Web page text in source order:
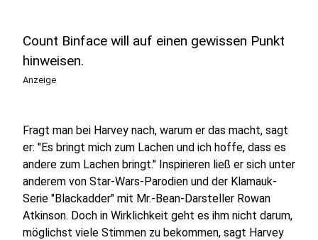
Count Binface will auf einen gewissen Punkt
hinweisen.
Anzeige
Fragt man bei Harvey nach, warum er das macht, sagt
er: "Es bringt mich zum Lachen und ich hoffe, dass es
andere zum Lachen bringt." Inspirieren ließ er sich unter
anderem von Star-Wars-Parodien und der Klamauk-
Serie "Blackadder" mit Mr.-Bean-Darsteller Rowan
Atkinson. Doch in Wirklichkeit geht es ihm nicht darum,
möglichst viele Stimmen zu bekommen, sagt Harvey